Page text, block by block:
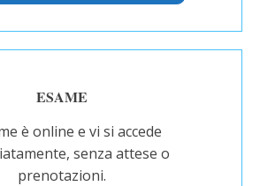
ESAME
è online e vi si accede
senza attese o
prenotazioni.